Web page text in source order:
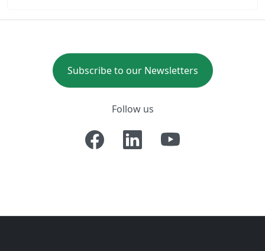
Subscribe to our Newsletters
Follow us